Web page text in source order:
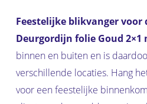
Feestelijke blikvanger voor
Deurgordijn folie Goud 2×1
binnen en buiten en is
verschillende locaties. Hang
voor een feestelijke